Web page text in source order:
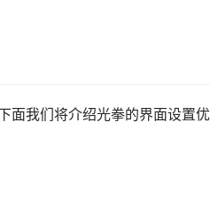
面我们将介绍光拳的界面设置